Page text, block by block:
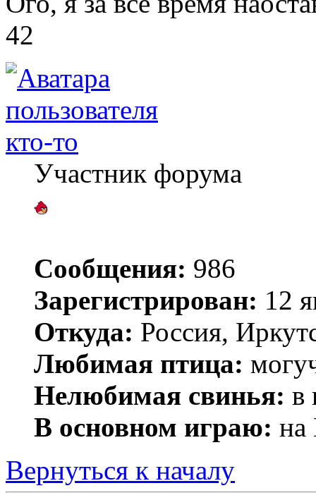
42
кто-то
Участник форума
Сообщения: 986
Зарегистрирован: 12
Откуда: Россия,
Любимая птица:
Нелюбимая свинья: в
В основном играю: на
Вернуться к началу